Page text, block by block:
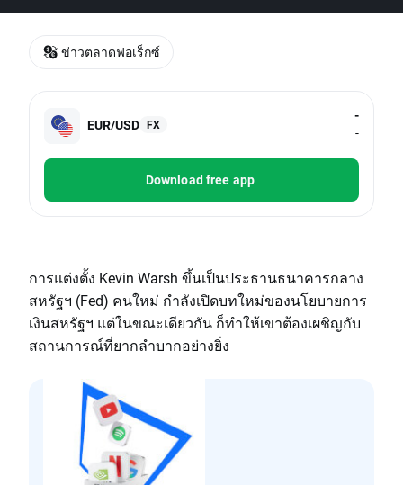
EUR/USD FX
-
-
Download free app
การแต่งตั้ง Kevin Warsh ขึ้นเป็นประธานธนาคารกลาง
สหรัฐฯ (Fed) คนใหม่ กำลังเปิดบทใหม่ของนโยบายการ
เงินสหรัฐฯ แต่ในขณะเดียวกัน ก็ทำให้เขาต้องเผชิญกับ
สถานการณ์ที่ยากลำบากอย่างยิ่ง
ข่าวตลาดฟอเร็กซ์